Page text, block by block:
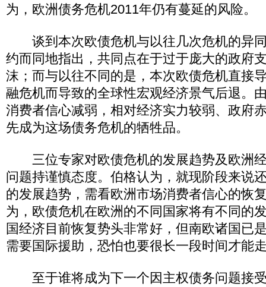
为，欧洲债务危机2011年仍有蔓延的风险。
谈到本次欧债危机与以往几次危机的异
约而同地指出，共同点在于过于庞大的政府
沫；而与以往不同的是，本次欧债危机直接
融危机而导致的全球性宏观经济景气后退。
消费者信心减弱，相对经济实力较弱、政府
先成为这场债务危机的牺牲品。
三位专家对欧债危机的发展趋势及欧洲
问题持谨慎态度。伯格认为，就现阶段来说
的发展趋势，需看欧洲市场消费者信心的恢
为，欧债危机在欧洲的不同国家将有不同的
国经济目前恢复势头非常好，但南欧诸国已
需要国际援助，恐怕也要很长一段时间才能
至于谁将成为下一个因主权债务问题接